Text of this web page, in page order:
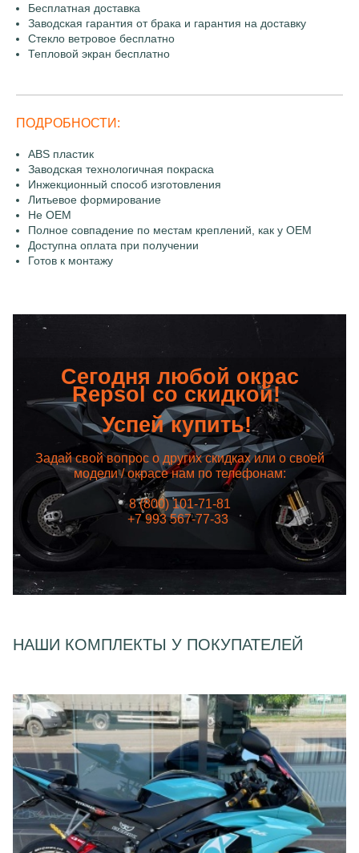
Бесплатная доставка
Заводская гарантия от брака и гарантия на доставку
Стекло ветровое бесплатно
Тепловой экран бесплатно
ПОДРОБНОСТИ:
ABS пластик
Заводская технологичная покраска
Инжекционный способ изготовления
Литьевое формирование
Не OEM
Полное совпадение по местам креплений, как у OEM
Доступна оплата при получении
Готов к монтажу
Сегодня любой окрас
Repsol со скидкой!
Успей купить!
Задай свой вопрос о других скидках или о своей
модели / окрасе нам по телефонам:
8 (800) 101-71-81
+7 993 567-77-33
НАШИ КОМПЛЕКТЫ У ПОКУПАТЕЛЕЙ